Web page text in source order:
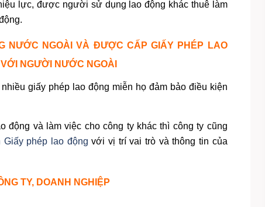
lực, được người sử dụng lao động khác thuê làm
NƯỚC NGOÀI VÀ ĐƯỢC CẤP GIẤY PHÉP LAO
NGƯỜI NƯỚC NGOÀI
giấy phép lao động miễn họ đảm bảo điều kiện
và làm việc cho công ty khác thì công ty cũng
Giấy phép lao động với vị trí vai trò và thông tin của
TY, DOANH NGHIỆP